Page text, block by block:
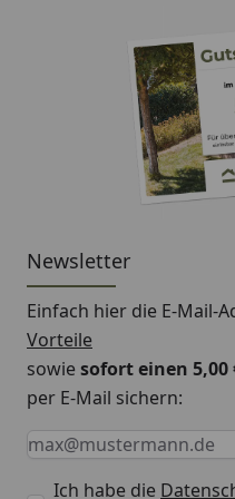
Gesamthöhe
Dachüberstand
vorne/seitlich/hinten
Dachneigung
Dachbelastbarkeit/
Tür
Fußboden
Newsletter
Einfach hier die E-Mail-
Vorteile
sowiesofort einen
per E-Mail sichern:
Keine Eingabe
Eingabe erforderlich
E-Mail *
Ich habe die